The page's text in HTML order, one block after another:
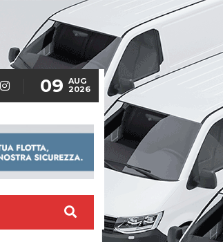
09 AUG
2026